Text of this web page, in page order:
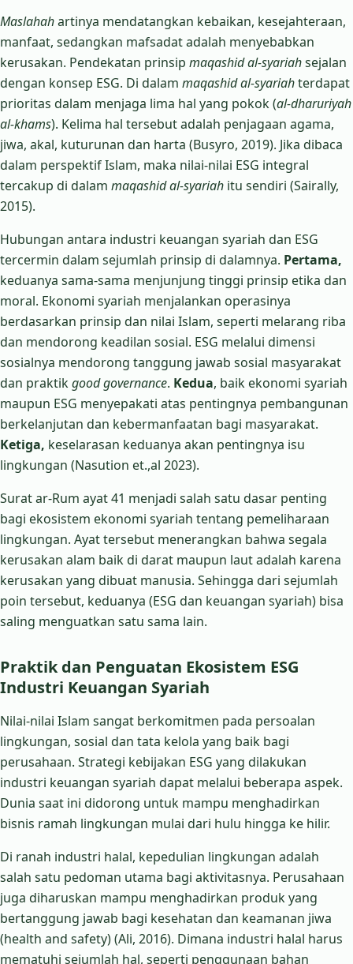
Maslahahartinya mendatangkan kebaikan, kesejahteraan,
manfaat, sedangkan mafsadat adalah menyebabkan
kerusakan. Pendekatan prinsip maqashid al-syariahsejalan
dengan konsep ESG. Di dalam maqashid al-syariahterdapat
prioritas dalam menjaga lima hal yang pokok (al-dharuriyah
al-khams). Kelima hal tersebut adalah penjagaan agama,
jiwa, akal, kuturunan dan harta (Busyro, 2019). Jika dibaca
dalam perspektif Islam, maka nilai-nilai ESG integral
tercakup di dalam maqashid al-syariah itu sendiri (Sairally,
2015).
Hubungan antara industri keuangan syariah dan ESG
tercermin dalam sejumlah prinsip di dalamnya. Pertama,
keduanya sama-sama menjunjung tinggi prinsip etika dan
moral. Ekonomi syariah menjalankan operasinya
berdasarkan prinsip dan nilai Islam, seperti melarang riba
dan mendorong keadilan sosial. ESG melalui dimensi
sosialnya mendorong tanggung jawab sosial masyarakat
dan praktikgood governance. Kedua, baik ekonomi syariah
maupun ESG menyepakati atas pentingnya pembangunan
berkelanjutan dan kebermanfaatan bagi masyarakat.
Ketiga, keselarasan keduanya akan pentingnya isu
lingkungan (Nasution et.,al 2023).
Surat ar-Rum ayat 41 menjadi salah satu dasar penting
bagi ekosistem ekonomi syariah tentang pemeliharaan
lingkungan. Ayat tersebut menerangkan bahwa segala
kerusakan alam baik di darat maupun laut adalah karena
kerusakan yang dibuat manusia. Sehingga dari sejumlah
poin tersebut, keduanya (ESG dan keuangan syariah) bisa
saling menguatkan satu sama lain.
Praktik dan Penguatan Ekosistem ESG
Industri Keuangan Syariah
Nilai-nilai Islam sangat berkomitmen pada persoalan
lingkungan, sosial dan tata kelola yang baik bagi
perusahaan. Strategi kebijakan ESG yang dilakukan
industri keuangan syariah dapat melalui beberapa aspek.
Dunia saat ini didorong untuk mampu menghadirkan
bisnis ramah lingkungan mulai dari hulu hingga ke hilir.
Di ranah industri halal, kepedulian lingkungan adalah
salah satu pedoman utama bagi aktivitasnya. Perusahaan
juga diharuskan mampu menghadirkan produk yang
bertanggung jawab bagi kesehatan dan keamanan jiwa
(health and safety) (Ali, 2016). Dimana industri halal harus
mematuhi sejumlah hal, seperti penggunaan bahan